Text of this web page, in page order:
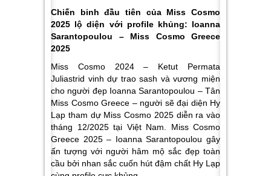
Chiến binh đầu tiên của Miss Cosmo
2025 lộ diện với profile khủng: Ioanna
Sarantopoulou – Miss Cosmo Greece
2025
Miss Cosmo 2024 – Ketut Permata
Juliastrid vinh dự trao sash và vương miện
cho người đẹp Ioanna Sarantopoulou – Tân
Miss Cosmo Greece – người sẽ đại diện Hy
Lạp tham dự Miss Cosmo 2025 diễn ra vào
tháng 12/2025 tại Việt Nam. Miss Cosmo
Greece 2025 – IoannaSarantopoulou gây
ấn tượng với người hâm mộ sắc đẹp toàn
cầu bởi nhan sắc cuốn hút đậm chất Hy Lạp